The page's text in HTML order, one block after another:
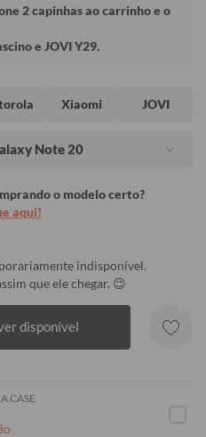
2 capinhas ao carrinho e o
e JOVI Y29.
Xiaomi JOVI
Note 20
o modelo certo?
aqui!
indisponível.
que ele chegar. 😉
disponível
CASE